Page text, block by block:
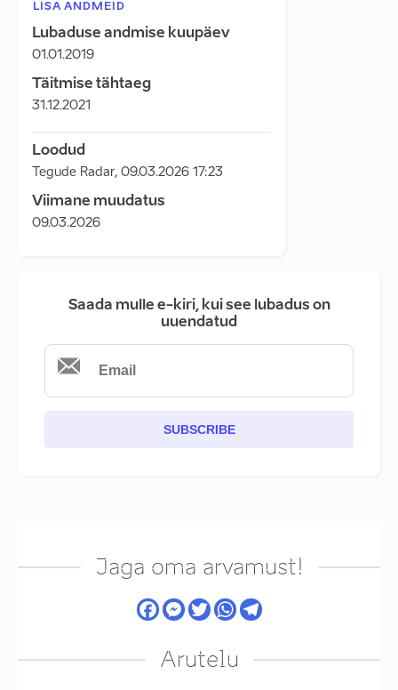
LISA ANDMEID
Lubaduse andmise kuupäev
01.01.2019
Täitmise tähtaeg
31.12.2021
Loodud
Tegude Radar, 09.03.2026 17:23
Viimane muudatus
09.03.2026
Saada mulle e-kiri, kui see lubadus on
uuendatud
SUBSCRIBE
Jaga oma arvamust!
Arutelu